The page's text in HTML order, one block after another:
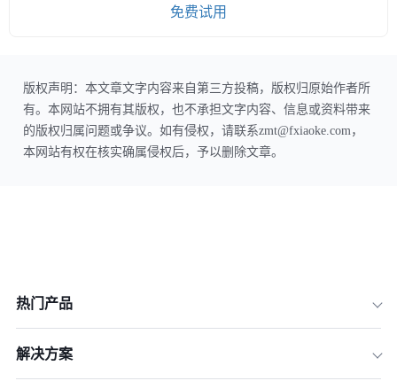
免费试用
版权声明：本文章文字内容来自第三方投稿，版权归原始作者所
有。本网站不拥有其版权，也不承担文字内容、信息或资料带来
的版权归属问题或争议。如有侵权，请联系zmt@fxiaoke.com，
本网站有权在核实确属侵权后，予以删除文章。
热门产品
解决方案